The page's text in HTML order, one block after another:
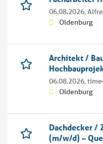
06.08.2026,
Oldenburg
Architekt /
06.08.2026,
Oldenburg
Dachdecker /
(m/w/d) –